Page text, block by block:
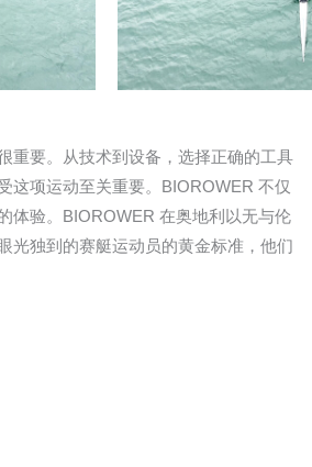
重要。从技术到设备，选择正确的工具
这项运动至关重要。BIOROWER 不仅
体验。BIOROWER 在奥地利以无与伦
光独到的赛艇运动员的黄金标准，他们